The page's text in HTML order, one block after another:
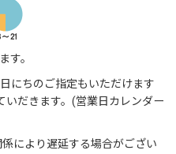
す。
にちのご指定もいただけます
だきます。(営業日カレンダー
により遅延する場合がござい